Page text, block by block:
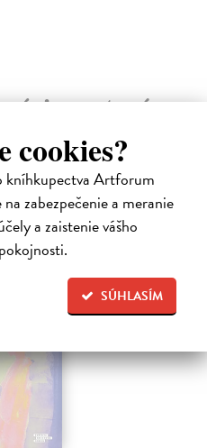
cookies?
kníhkupectva Artforum
zabezpečenie a meranie
a zaistenie vášho
SÚHLASÍM
svetová
E-KNIHA